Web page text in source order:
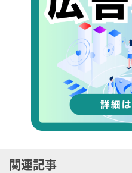
関連記事